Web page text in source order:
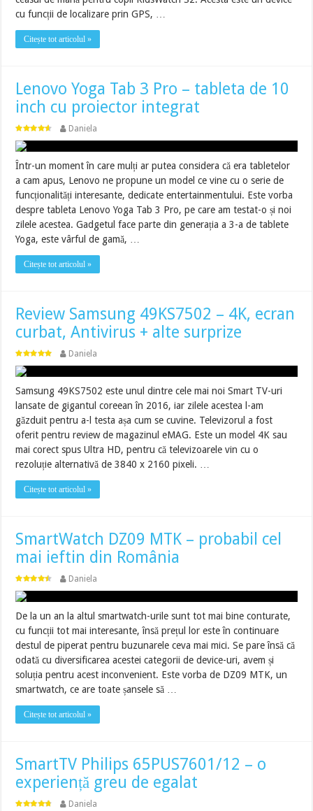
cu funcții de localizare prin GPS, …
Citește tot articolul »
Lenovo Yoga Tab 3 Pro – tableta de 10
inch cu proiector integrat
Daniela
Într-un moment în care mulți ar putea considera că era tabletelor
a cam apus, Lenovo ne propune un model ce vine cu o serie de
funcționalități interesante, dedicate entertainmentului. Este vorba
despre tableta Lenovo Yoga Tab 3 Pro, pe care am testat-o și noi
zilele acestea. Gadgetul face parte din generația a 3-a de tablete
Yoga, este vârful de gamă, …
Citește tot articolul »
Review Samsung 49KS7502 – 4K, ecran
curbat, Antivirus + alte surprize
Daniela
Samsung 49KS7502 este unul dintre cele mai noi Smart TV-uri
lansate de gigantul coreean în 2016, iar zilele acestea l-am
găzduit pentru a-l testa așa cum se cuvine. Televizorul a fost
oferit pentru review de magazinul eMAG. Este un model 4K sau
mai corect spus Ultra HD, pentru că televizoarele vin cu o
rezoluție alternativă de 3840 x 2160 pixeli. …
Citește tot articolul »
SmartWatch DZ09 MTK – probabil cel
mai ieftin din România
Daniela
De la un an la altul smartwatch-urile sunt tot mai bine conturate,
cu funcții tot mai interesante, însă prețul lor este în continuare
destul de piperat pentru buzunarele ceva mai mici. Se pare însă că
odată cu diversificarea acestei categorii de device-uri, avem și
soluția pentru acest inconvenient. Este vorba de DZ09 MTK, un
smartwatch, ce are toate șansele să …
Citește tot articolul »
SmartTV Philips 65PUS7601/12 – o
experiență greu de egalat
Daniela